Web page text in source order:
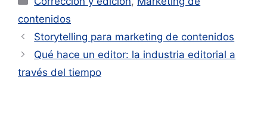
contenidos
Storytelling para marketing de contenidos
Qué hace un editor: la industria editorial a
través del tiempo